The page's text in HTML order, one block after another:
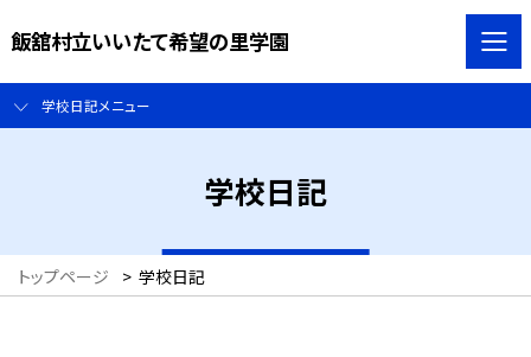
飯舘村立いいたて希望の里学園
学校日記メニュー
学校日記
トップページ > 学校日記